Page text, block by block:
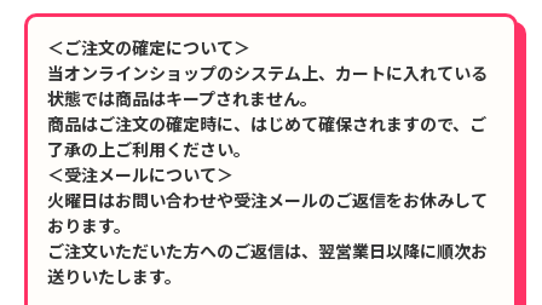
＜ご注文の確定について＞
当オンラインショップのシステム上、カートに入れている
状態では商品はキープされません。
商品はご注文の確定時に、はじめて確保されますので、ご
了承の上ご利用ください。
＜受注メールについて＞
火曜日はお問い合わせや受注メールのご返信をお休みして
おります。
ご注文いただいた方へのご返信は、翌営業日以降に順次お
送りいたします。